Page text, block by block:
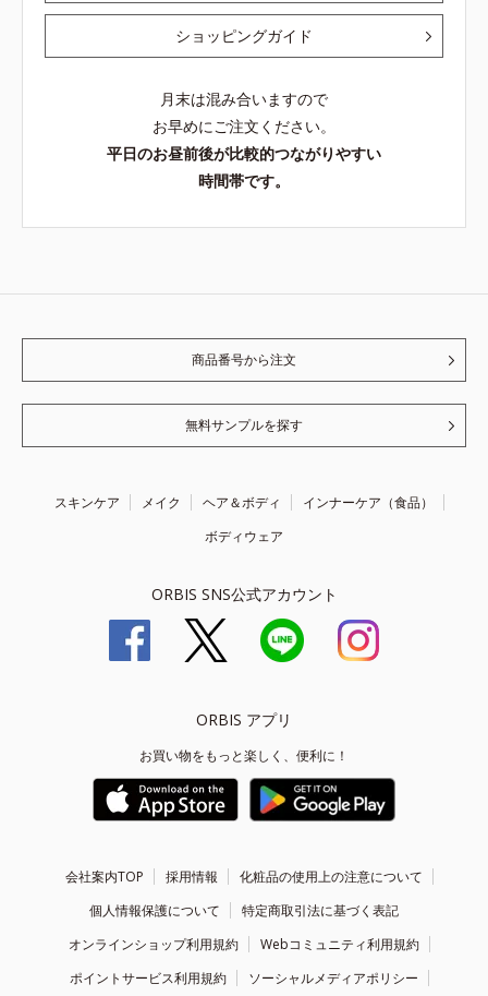
ショッピングガイド
月末は混み合いますので
お早めにご注文ください。
平日のお昼前後が比較的つながりやすい
時間帯です。
商品番号から注文
無料サンプルを探す
スキンケア メイク ヘア＆ボディ
インナーケア（食品）
ボディウェア
ORBIS SNS公式アカウント
ORBIS アプリ
お買い物をもっと楽しく、便利に！
会社案内TOP 採用情報
化粧品の使用上の注意について
個人情報保護について
特定商取引法に基づく表記
オンラインショップ利用規約
Webコミュニティ利用規約
ポイントサービス利用規約
ソーシャルメディアポリシー